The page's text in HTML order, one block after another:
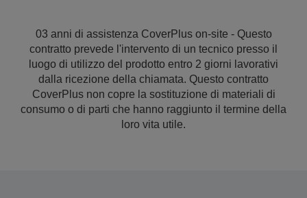
03 anni di assistenza CoverPlus on-site - Questo
contratto prevede l'intervento di un tecnico presso il
luogo di utilizzo del prodotto entro 2 giorni lavorativi
dalla ricezione della chiamata. Questo contratto
CoverPlus non copre la sostituzione di materiali di
consumo o di parti che hanno raggiunto il termine della
loro vita utile.